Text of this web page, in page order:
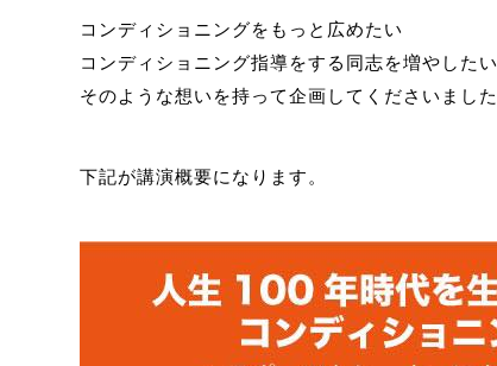
コンディショニングをもっと広めたい
コンディショニング指導をする同志を増やしたい
そのような想いを持って企画してくださいました
下記が講演概要になります。